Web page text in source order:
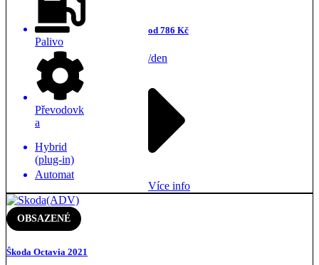
Palivo
Převodovk
a
Hybrid
(plug-in)
Automat
od 786 Kč
/den
Více info
OBSAZENÉ
Škoda Octavia 2021